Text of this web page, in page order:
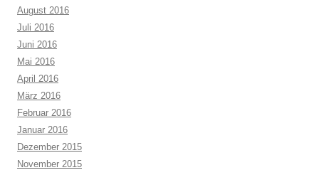
August 2016
Juli 2016
Juni 2016
Mai 2016
April 2016
März 2016
Februar 2016
Januar 2016
Dezember 2015
November 2015